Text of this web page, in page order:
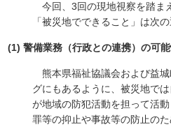
今回、3回の現地視察を踏ま
「被災地でできること」は次の
(1) 警備業務（行政との連携）の可
熊本県福祉協議会および益
グにもあるように、被災地で
が地域の防犯活動を担って活
罪等の抑止や事故等の防止の